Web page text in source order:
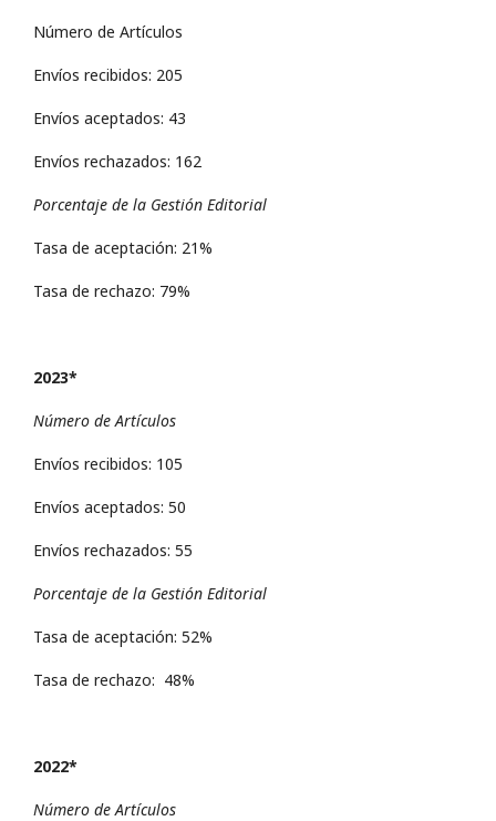
Número de Artículos
Envíos recibidos: 205
Envíos aceptados: 43
Envíos rechazados: 162
Porcentaje de la Gestión Editorial
Tasa de aceptación: 21%
Tasa de rechazo: 79%
2023*
Número de Artículos
Envíos recibidos: 105
Envíos aceptados: 50
Envíos rechazados: 55
Porcentaje de la Gestión Editorial
Tasa de aceptación: 52%
Tasa de rechazo: 48%
2022*
Número de Artículos